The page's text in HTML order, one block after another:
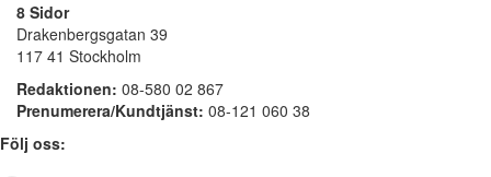
8 Sidor
Drakenbergsgatan 39
117 41 Stockholm
Redaktionen: 08-580 02 867
Prenumerera/Kundtjänst: 08-121 060 38
Följ oss: